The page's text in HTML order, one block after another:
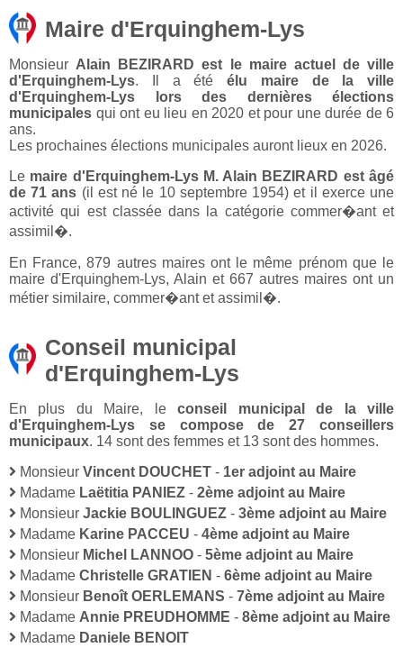
Maire d'Erquinghem-Lys
Monsieur Alain BEZIRARD est le maire actuel de ville
d'Erquinghem-Lys. Il a été élu maire de la ville
d'Erquinghem-Lys lors des dernières élections
municipales qui ont eu lieu en 2020 et pour une durée de 6
ans.
Les prochaines élections municipales auront lieux en 2026.
Le maire d'Erquinghem-Lys M. Alain BEZIRARD est âgé
de 71 ans (il est né le 10 septembre 1954) et il exerce une
activité qui est classée dans la catégorie commer�ant et
assimil�.
En France, 879 autres maires ont le même prénom que le
maire d'Erquinghem-Lys, Alain et 667 autres maires ont un
métier similaire, commer�ant et assimil�.
Conseil municipal
d'Erquinghem-Lys
En plus du Maire, leconseil municipal de la ville
d'Erquinghem-Lys se compose de 27 conseillers
municipaux. 14 sont des femmes et 13 sont des hommes.
Monsieur Vincent DOUCHET - 1er adjoint au Maire
Madame Laëtitia PANIEZ - 2ème adjoint au Maire
Monsieur Jackie BOULINGUEZ - 3ème adjoint au Maire
Madame Karine PACCEU - 4ème adjoint au Maire
Monsieur Michel LANNOO - 5ème adjoint au Maire
Madame Christelle GRATIEN - 6ème adjoint au Maire
Monsieur Benoît OERLEMANS - 7ème adjoint au Maire
Madame Annie PREUDHOMME - 8ème adjoint au Maire
Madame Daniele BENOIT